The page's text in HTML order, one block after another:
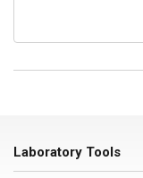
Laboratory Tools